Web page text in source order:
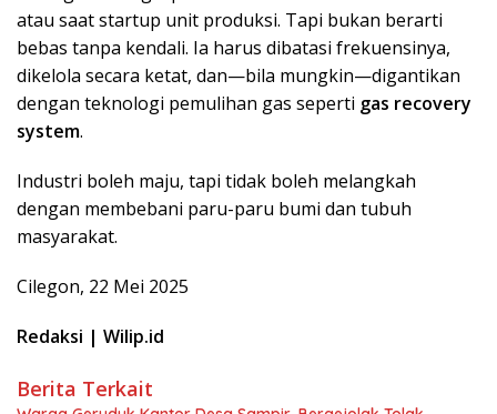
atau saat startup unit produksi. Tapi bukan berarti
bebas tanpa kendali. Ia harus dibatasi frekuensinya,
dikelola secara ketat, dan—bila mungkin—digantikan
dengan teknologi pemulihan gas seperti gas recovery
system.
Industri boleh maju, tapi tidak boleh melangkah
dengan membebani paru-paru bumi dan tubuh
masyarakat.
Cilegon, 22 Mei 2025
Redaksi | Wilip.id
Berita Terkait